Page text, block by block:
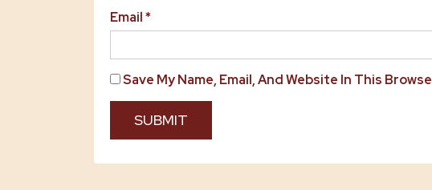
Email*
Save My Name, Email, And Website In This